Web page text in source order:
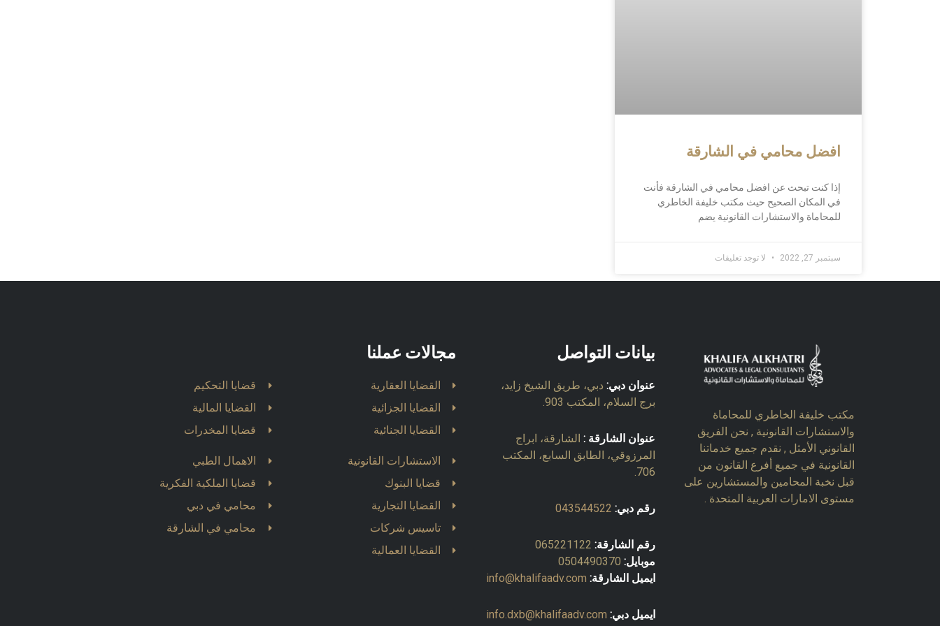
افضل محامي في الشارقة
إذا كنت تبحث عن افضل محامي في الشارقة فأنت
في المكان الصحيح حيث مكتب خليفة الخاطري
للمحاماة والاستشارات القانونية يضم
سبتمبر 27, 2022 لا توجد تعليقات
مكتب خليفة الخاطري للمحاماة
والاستشارات القانونية , نحن الفريق
القانوني الأمثل , نقدم جميع خدماتنا
القانونية في جميع أفرع القانون من
قبل نخبة المحامين والمستشارين على
مستوى الامارات العربية المتحدة .
بيانات التواصل
عنوان دبي: دبي، طريق الشيخ زايد،
برج السلام، المكتب 903.
عنوان الشارقة : الشارقة، ابراج
المرزوقي، الطابق السابع، المكتب
706.
رقم دبي: 043544522
رقم الشارقة: 065221122
موبايل: 0504490370
ايميل الشارقة: info@khalifaadv.com
ايميل دبي: info.dxb@khalifaadv.com
مجالات عملنا
القضايا العقارية
القضايا الجزائية
القضايا الجنائية
الاستشارات القانونية
قضايا البنوك
القضايا التجارية
تاسيس شركات
القضايا العمالية
قضايا التحكيم
القضايا المالية
قضايا المخدرات
الاهمال الطبي
قضايا الملكية الفكرية
محامي في دبي
محامي في الشارقة